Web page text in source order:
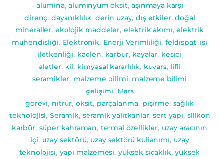
alümina, alüminyum oksit, aşınmaya karşı
direnç, dayanıklılık, derin uzay, dış etkiler, doğal
mineraller, ekolojik maddeler, elektrik akımı, elektrik
mühendisliği, Elektronik, Enerji Verimliliği, feldispat, ısı
iletkenliği, kaolen, karbür, kayalar, kesici
aletler, kil, kimyasal kararlılık, kuvars, lifli
seramikler, malzeme bilimi, malzeme bilimi
gelişimi, Mars
görevi, nitrür, oksit, parçalanma, pişirme, sağlık
teknolojisi, Seramik, seramik yalıtkanlar, sert yapı, silikon
karbür, süper kahraman, termal özellikler, uzay aracının
içi, uzay sektörü, uzay sektörü kullanımı, uzay
teknolojisi, yapı malzemesi, yüksek sıcaklık, yüksek